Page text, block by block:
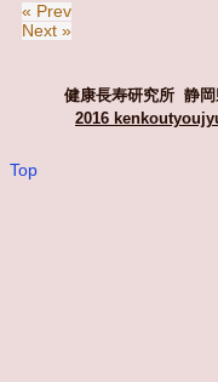
« Prev
Next »
健康長寿研究所 静岡
2016
Top